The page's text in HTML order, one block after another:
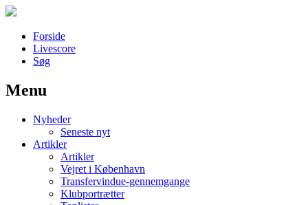
Forside
Livescore
Søg
Наши партнеры
лучшие займы
Menu
Nyheder
Seneste nyt
Artikler
Artikler
Vejret i København
Transfervindue-gennemgange
Klubportrætter